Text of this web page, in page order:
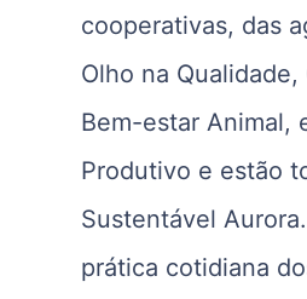
cooperativas, das
Olho na
Bem-estar Animal,
Produtivo e estão
Sustentável
prática cotidiana